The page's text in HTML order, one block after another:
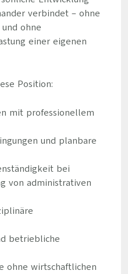
verbindet – ohne
ohne
einer eigenen
Position:
mit professionellem
und planbare
bei
von administrativen
betriebliche
ohne wirtschaftlichen